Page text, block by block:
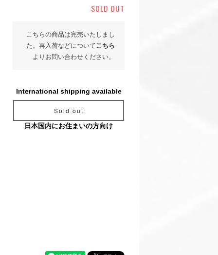
SOLD OUT
こちらの商品は完売いたしまし
た。再入荷などについてこちら
よりお問い合わせください。
International shipping available
Sold out
日本国内にお住まいの方向け